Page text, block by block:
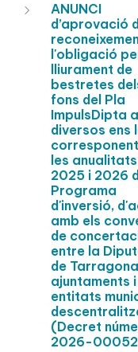
ANUNCI
d’aprovació
l'obligació
lliurament de
bestretes
fons del Pla
ImpulsDipta a
diversos ens
les
2025 i 2026
Programa
d'inversió,
amb els
de
entre la
de
ajuntaments i
entitats
(Decret
2026-